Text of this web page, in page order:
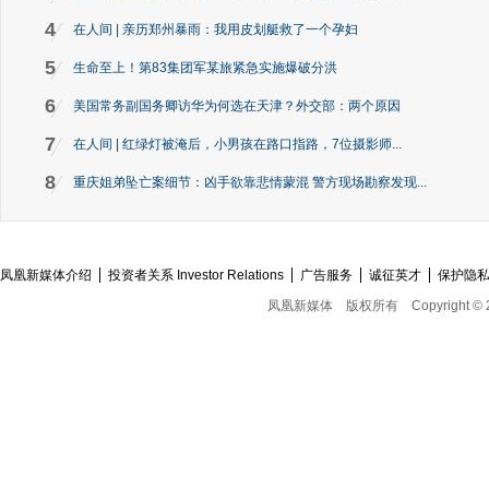
4 在人间 | 亲历郑州暴雨：我用皮划艇救了一个孕妇
5 生命至上！第83集团军某旅紧急实施爆破分洪
6 美国常务副国务卿访华为何选在天津？外交部：两个原因
7 在人间 | 红绿灯被淹后，小男孩在路口指路，7位摄影师...
8 重庆姐弟坠亡案细节：凶手欲靠悲情蒙混 警方现场勘察发现...
凤凰新媒体介绍 投资者关系 Investor Relations 广告服务 诚征英才
保护隐
凤凰新媒体
版权所有 Copyright ©